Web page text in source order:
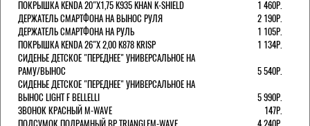
ПОКРЫШКА KENDA 20"Х1,75 K935 KHAN K-SHIELD
1 460Р.
ДЕРЖАТЕЛЬ СМАРТФОНА НА ВЫНОС РУЛЯ
2 190Р.
ДЕРЖАТЕЛЬ СМАРТФОНА НА РУЛЬ
1 105Р.
ПОКРЫШКА KENDA 26"Х 2,00 K878 KRISP
1 134Р.
СИДЕНЬЕ ДЕТСКОЕ "ПЕРЕДНЕЕ" УНИВЕРСАЛЬНОЕ НА
РАМУ/ВЫНОС
5 540Р.
СИДЕНЬЕ ДЕТСКОЕ "ПЕРЕДНЕЕ" УНИВЕРСАЛЬНОЕ НА
ВЫНОС LIGHT F BELLELLI
5 990Р.
ЗВОНОК КРАСНЫЙ M-WAVE
147Р.
ПОДСУМОК ПОДРАМНЫЙ BP TRIANGLEM-WAVE
4 240Р.